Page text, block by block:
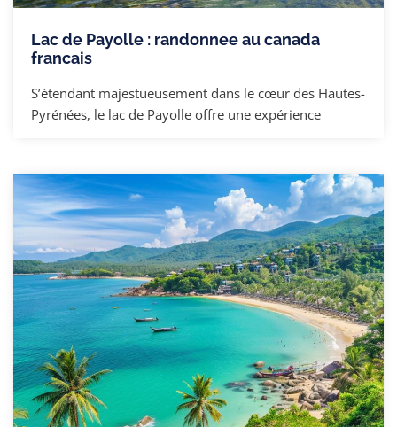
Lac de Payolle : randonnee au canada
francais
S’étendant majestueusement dans le cœur des Hautes-
Pyrénées, le lac de Payolle offre une expérience